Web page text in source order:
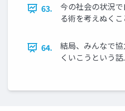
63.
今の社会の状況
る術を考えぬくこ
64.
結局、みんなで
くいこうという話.